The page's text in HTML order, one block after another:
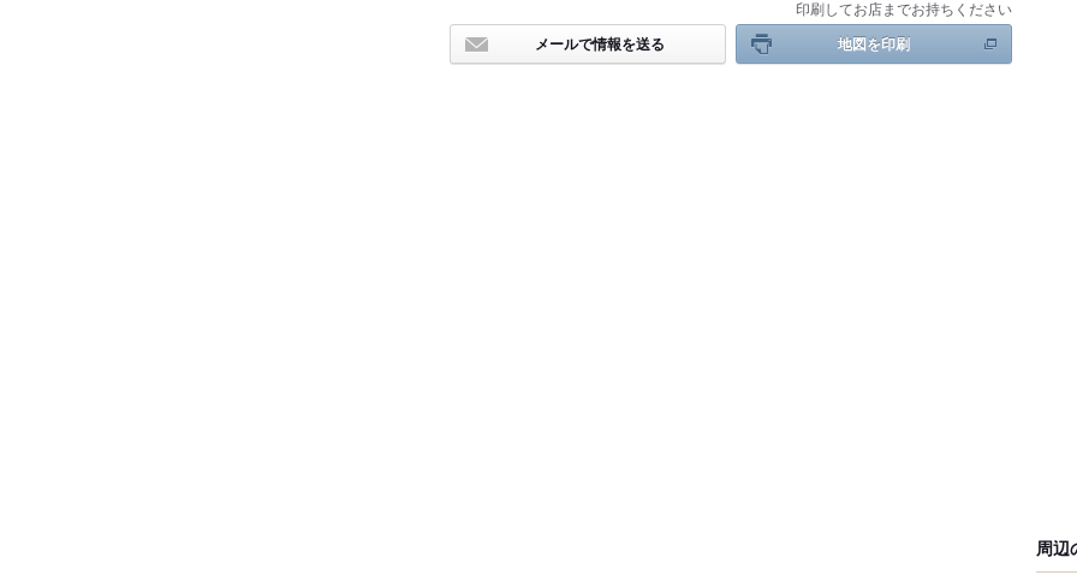
印刷してお店までお持ちください
メールで情報を送る 地図を印刷
周辺